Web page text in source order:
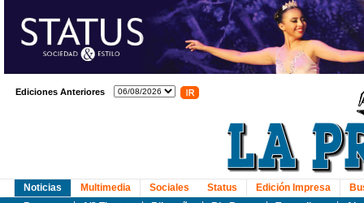
Ediciones Anteriores
Noticias
Multimedia Sociales Status Edición Impresa